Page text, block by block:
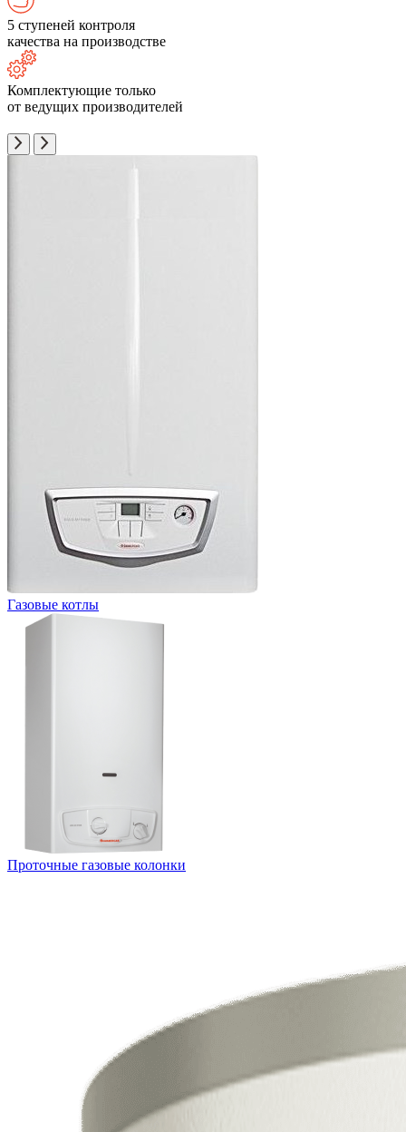
5 ступеней контроля
качества на производстве
Комплектующие только
от ведущих производителей
Газовые котлы
Проточные газовые колонки